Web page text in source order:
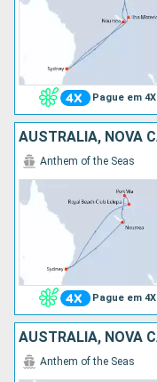
Pague em 4X
Pague em 4X
Anthem of the Seas
Anthem of the Seas